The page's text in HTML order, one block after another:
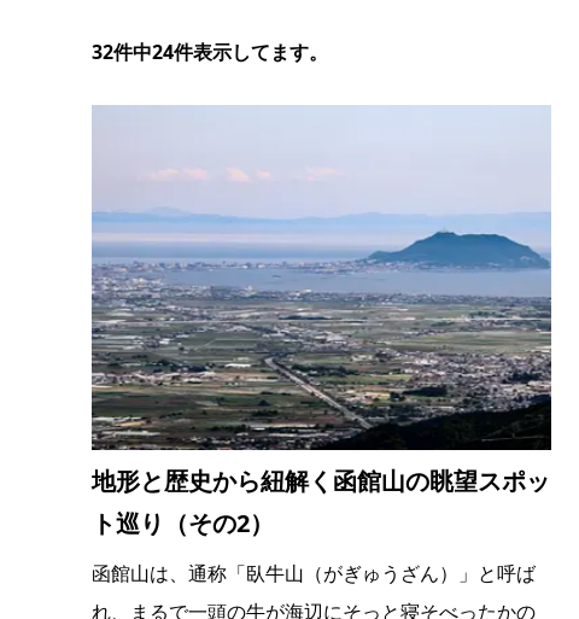
32件中24件表示してます。
地形と歴史から紐解く函館山の眺望スポッ
ト巡り（その2）
函館山は、通称「臥牛山（がぎゅうざん）」と呼ば
れ、まるで一頭の牛が海辺にそっと寝そべったかの